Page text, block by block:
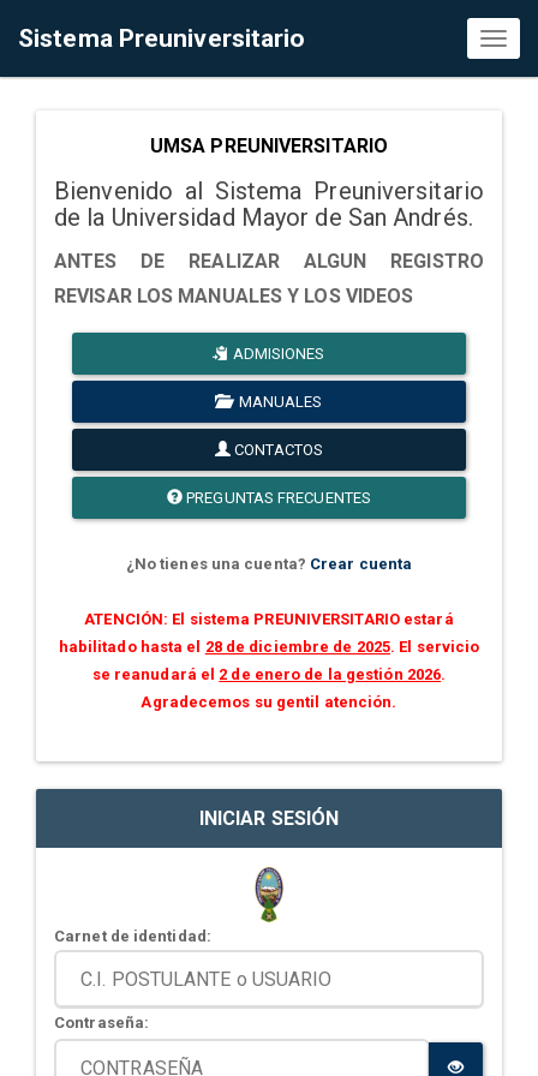
Sistema Preuniversitario
UMSA PREUNIVERSITARIO
Bienvenido al Sistema Preuniversitario
de la Universidad Mayor de San Andrés.
ANTES DE REALIZAR ALGUN REGISTRO
REVISAR LOS MANUALES Y LOS VIDEOS
ADMISIONES
MANUALES
CONTACTOS
PREGUNTAS FRECUENTES
¿No tienes una cuenta? Crear cuenta
ATENCIÓN: El sistema PREUNIVERSITARIO estará
habilitado hasta el 28 de diciembre de 2025. El servicio
se reanudará el 2 de enero de la gestión 2026.
Agradecemos su gentil atención.
INICIAR SESIÓN
Carnet de identidad:
Contraseña: